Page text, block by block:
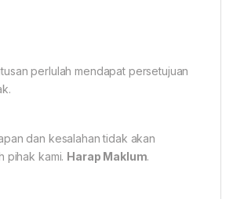
perlulah mendapat persetujuan
dan kesalahan tidak akan
pihak kami. Harap Maklum.